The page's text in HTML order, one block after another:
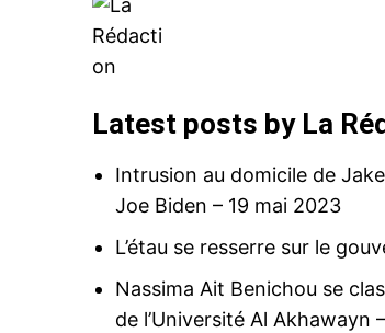
Latest posts by La
Intrusion au domicile de
Joe Biden – 19 mai 2023
L’étau se resserre sur le
Nassima Ait Benichou se
de l’Université Al Akhawayn